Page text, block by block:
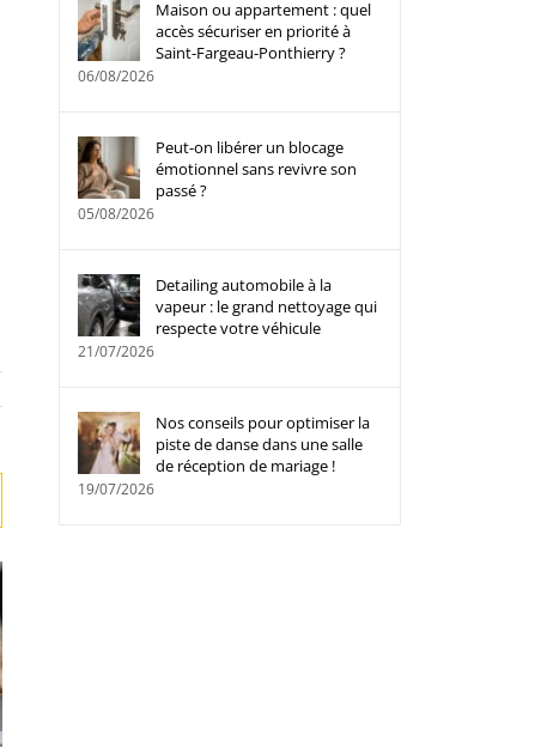
Maison ou appartement : quel
accès sécuriser en priorité à
Saint-Fargeau-Ponthierry ?
06/08/2026
Peut-on libérer un blocage
émotionnel sans revivre son
passé ?
05/08/2026
Detailing automobile à la
vapeur : le grand nettoyage qui
respecte votre véhicule
21/07/2026
Nos conseils pour optimiser la
piste de danse dans une salle
de réception de mariage !
19/07/2026